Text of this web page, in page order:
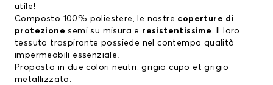
utile!
Composto 100% poliestere, le nostre coperture di
protezione semi su misura e resistentissime. Il loro
tessuto traspirante possiede nel contempo qualità
impermeabili essenziale.
Proposto in due colori neutri: grigio cupo et grigio
metallizzato.